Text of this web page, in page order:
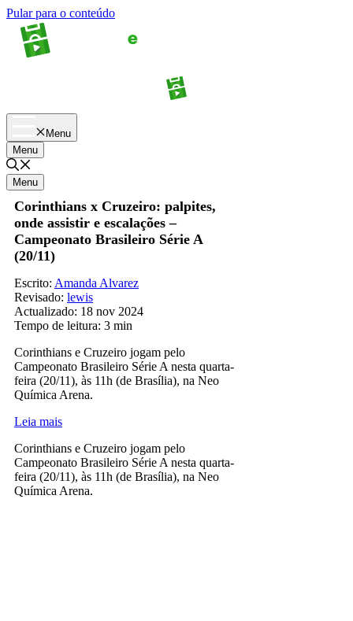
Pular para o conteúdo
Menu
Menu
Menu
Corinthians x Cruzeiro: palpites,
onde assistir e escalações –
Campeonato Brasileiro Série A
(20/11)
Escrito: Amanda Alvarez
Revisado: lewis
Actualizado: 18 nov 2024
Tempo de leitura: 3 min
Corinthians e Cruzeiro jogam pelo
Campeonato Brasileiro Série A nesta quarta-
feira (20/11), às 11h (de Brasília), na Neo
Química Arena.
Leia mais
Corinthians e Cruzeiro jogam pelo
Campeonato Brasileiro Série A nesta quarta-
feira (20/11), às 11h (de Brasília), na Neo
Química Arena.